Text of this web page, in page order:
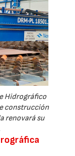
Hidrográfico
construcción
renovará su